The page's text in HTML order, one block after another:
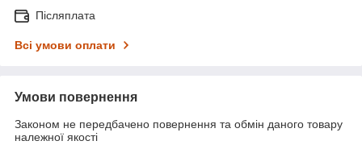
Післяплата
Всі умови оплати
Умови повернення
Законом не передбачено повернення та обмін даного товару
належної якості